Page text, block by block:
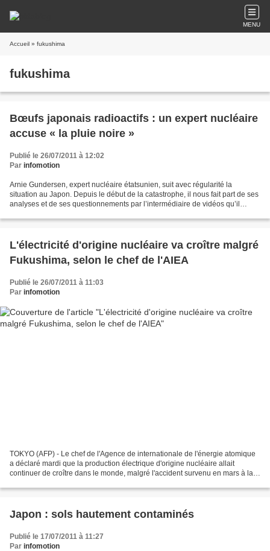
MENU
Accueil » fukushima
fukushima
Bœufs japonais radioactifs : un expert nucléaire
accuse « la pluie noire »
Publié le 26/07/2011 à 12:02
Par infomotion
Arnie Gundersen, expert nucléaire étatsunien, suit avec régularité la
situation au Japon. Depuis le début de la catastrophe, il nous fait part de ses
analyses et de ses questionnements par l’intermédiaire de vidéos qu’il
L'électricité d'origine nucléaire va croître malgré
Fukushima, selon le chef de l'AIEA
Publié le 26/07/2011 à 11:03
Par infomotion
TOKYO (AFP) - Le chef de l'Agence de internationale de l'énergie atomique
a déclaré mardi que la production électrique d'origine nucléaire allait
continuer de croître dans le monde, malgré l'accident survenu en mars à la
Japon : sols hautement contaminés
Publié le 17/07/2011 à 11:27
Par infomotion